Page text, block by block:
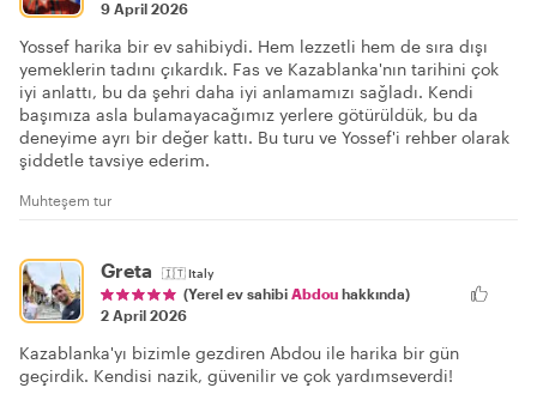
9 April 2026
Yossef harika bir ev sahibiydi. Hem lezzetli hem de sıra dışı
yemeklerin tadını çıkardık. Fas ve Kazablanka'nın tarihini çok
iyi anlattı, bu da şehri daha iyi anlamamızı sağladı. Kendi
başımıza asla bulamayacağımız yerlere götürüldük, bu da
deneyime ayrı bir değer kattı. Bu turu ve Yossef'i rehber olarak
şiddetle tavsiye ederim.
Muhteşem tur
Greta 🇮🇹Italy
(Yerel ev sahibi Abdou hakkında)
2 April 2026
Kazablanka'yı bizimle gezdiren Abdou ile harika bir gün
geçirdik. Kendisi nazik, güvenilir ve çok yardımseverdi!